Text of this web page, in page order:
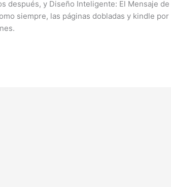
después, y Diseño Inteligente: El Mensaje
siempre, las páginas dobladas y kindle